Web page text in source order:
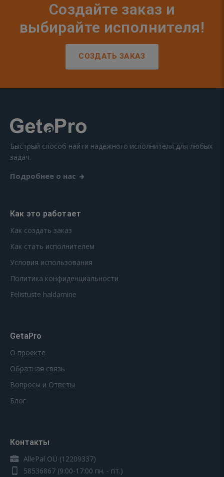
Создайте заказ и
выбирайте исполнителя!
СОЗДАТЬ ЗАКАЗ
Быстрый способ найти надежного исполнителя для любых
задач.
Подробнее о нас
Как это работает
Как создать заказ
Как стать исполнителем
Условия использования
Политика конфиденциальности
Eelistuste haldamine
GetaPro
О проекте
Обратная связь
Вопросы и Ответы
Блог
Контакты
AllePal OÜ (12209337)
58536867 (9:00-17:00 пн. - пт.)